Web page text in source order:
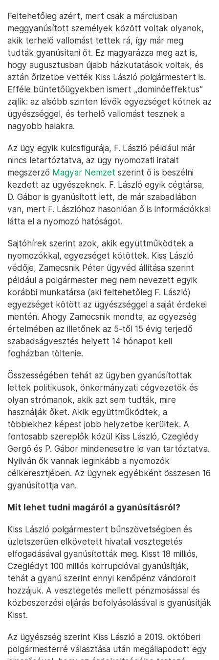
Feltehetőleg azért, mert csak a márciusban
meggyanúsított személyek között voltak olyanok,
akik terhelő vallomást tettek rá, így már meg
tudták gyanúsítani őt. Ez magyarázza meg azt is,
hogy augusztusban újabb házkutatások voltak, és
aztán őrizetbe vették Kiss László polgármestert is.
Efféle büntetőügyekben ismert „dominóeffektus”
zajlik: az alsóbb szinten lévők egyezséget kötnek az
ügyészséggel, és terhelő vallomást tesznek a
nagyobb halakra.
Az ügy egyik kulcsfigurája, F. László például már
nincs letartóztatva, az ügy nyomozati iratait
megszerző Magyar Nemzet szerint ő is beszélni
kezdett az ügyészeknek. F. László egyik cégtársa,
D. Gábor is gyanúsított lett, de már szabadlábon
van, mert F. Lászlóhoz hasonlóan ő is információkkal
látta el a nyomozó hatóságot.
Sajtóhírek szerint azok, akik együttműködtek a
nyomozókkal, egyezséget kötöttek. Kiss László
védője, Zamecsnik Péter ügyvéd állítása szerint
például a polgármester meg nem nevezett egyik
korábbi munkatársa (aki feltehetőleg F. László)
egyezséget kötött az ügyészséggel a saját érdekei
mentén. Ahogy Zamecsnik mondta, az egyezség
értelmében az illetőnek az 5-től 15 évig terjedő
szabadságvesztés helyett 14 hónapot kell
fogházban töltenie.
Összességében tehát az ügyben gyanúsítottak
lettek politikusok, önkormányzati cégvezetők és
olyan strómanok, akik azt sem tudták, mire
használják őket. Akik együttműködtek, a
többiekhez képest jobb helyzetbe kerültek. A
fontosabb szereplők közül Kiss László, Czeglédy
Gergő és P. Gábor mindenesetre le van tartóztatva.
Nyilván ők vannak leginkább a nyomozók
célkeresztjében. Az ügynek egyébként összesen 16
gyanúsítottja van.
Mit lehet tudni magáról a gyanúsításról?
Kiss László polgármestert bűnszövetségben és
üzletszerűen elkövetett hivatali vesztegetés
elfogadásával gyanúsították meg. Kisst 18 milliós,
Czeglédyt 100 milliós korrupcióval gyanúsítják,
tehát a gyanú szerint ennyi kenőpénz vándorolt
hozzájuk. A vesztegetés mellett pénzmosással és
közbeszerzési eljárás befolyásolásával is gyanúsítják
Kisst.
Az ügyészség szerint Kiss László a 2019. októberi
polgármesterré választása után megállapodott egy